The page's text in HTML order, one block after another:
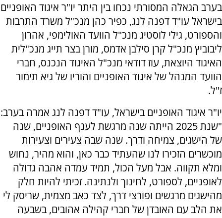
בערב הגאלה המסורתי נכחו בין היתר יו"ר איגוד האופניים
בישראל עו"ד דפנה לנג, כפיר כהן מנכ"ל משרד התרבות
והספורט, גילי לוסטיג מנכ"ל הוועד האולימפי, אהרון
ליבוביץ מנכ"ל קרן סילבן אדמס, מורן בצר תייג מנכ"לית
האיגוד היוצאת, עוז דודאי מנכ"ל האיגוד הנכנס, חברי
הוועד המנהל של איגוד האופניים והוריו של גיא תימור
ז"ל.
יו"ר איגוד האופניים בישראל, עו"ד דפנה לנג אמרה בערב:
"שנת 2025 הייתה שנה מרגשת לענף האופניים, שנה
של הישגים, צמיחה ודרך. שנה שבה צעירים וצעירות
מוכשרים הזכירו לנו שהעתיד כבר כאן, והוא מהיר, נחוש
ומלא תקווה. אבל מעל הכול, תמיד עמדה אהבה גדולה
לאופניים, לספורט, לחינוך ולנתינה. זכיתי להיות חלק
מהישגים מרגשים ופורצי דרך, לצד כאב מצמית, שריסק לי
את הלב עם האובדן של חברי קהילה אהובים, בשבעה